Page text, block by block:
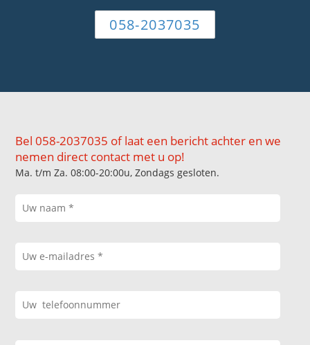
058-2037035
Bel 058-2037035 of laat een bericht achter en we
nemen direct contact met u op!
Ma. t/m Za. 08:00-20:00u, Zondags gesloten.